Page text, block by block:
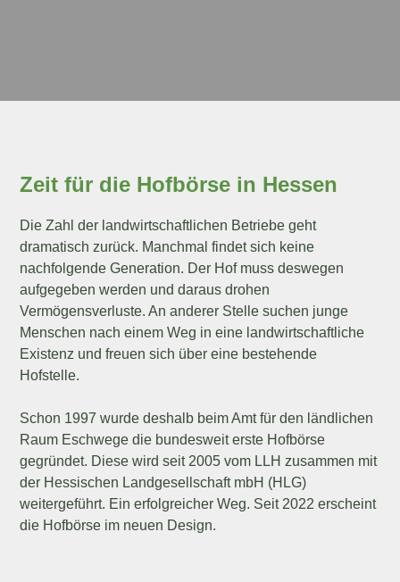
Zeit für die Hofbörse in Hessen
Die Zahl der landwirtschaftlichen Betriebe geht
dramatisch zurück. Manchmal findet sich keine
nachfolgende Generation. Der Hof muss deswegen
aufgegeben werden und daraus drohen
Vermögensverluste. An anderer Stelle suchen junge
Menschen nach einem Weg in eine landwirtschaftliche
Existenz und freuen sich über eine bestehende
Hofstelle.
Schon 1997 wurde deshalb beim Amt für den ländlichen
Raum Eschwege die bundesweit erste Hofbörse
gegründet. Diese wird seit 2005 vom LLH zusammen mit
der Hessischen Landgesellschaft mbH (HLG)
weitergeführt. Ein erfolgreicher Weg. Seit 2022 erscheint
die Hofbörse im neuen Design.